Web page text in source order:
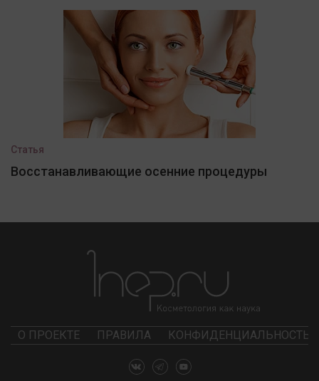
Статья
Восстанавливающие осенние процедуры
О ПРОЕКТЕ ПРАВИЛА КОНФИДЕНЦИАЛЬНОСТЬ